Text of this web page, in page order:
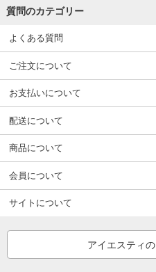
質問のカテゴリー
よくある質問
ご注文について
お支払いについて
配送について
商品について
会員について
サイトについて
アイエスティ